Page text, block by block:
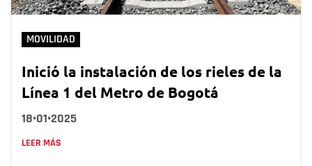
MOVILIDAD
Inició la instalación de los rieles de la
Línea 1 del Metro de Bogotá
18•01•2025
LEER MÁS